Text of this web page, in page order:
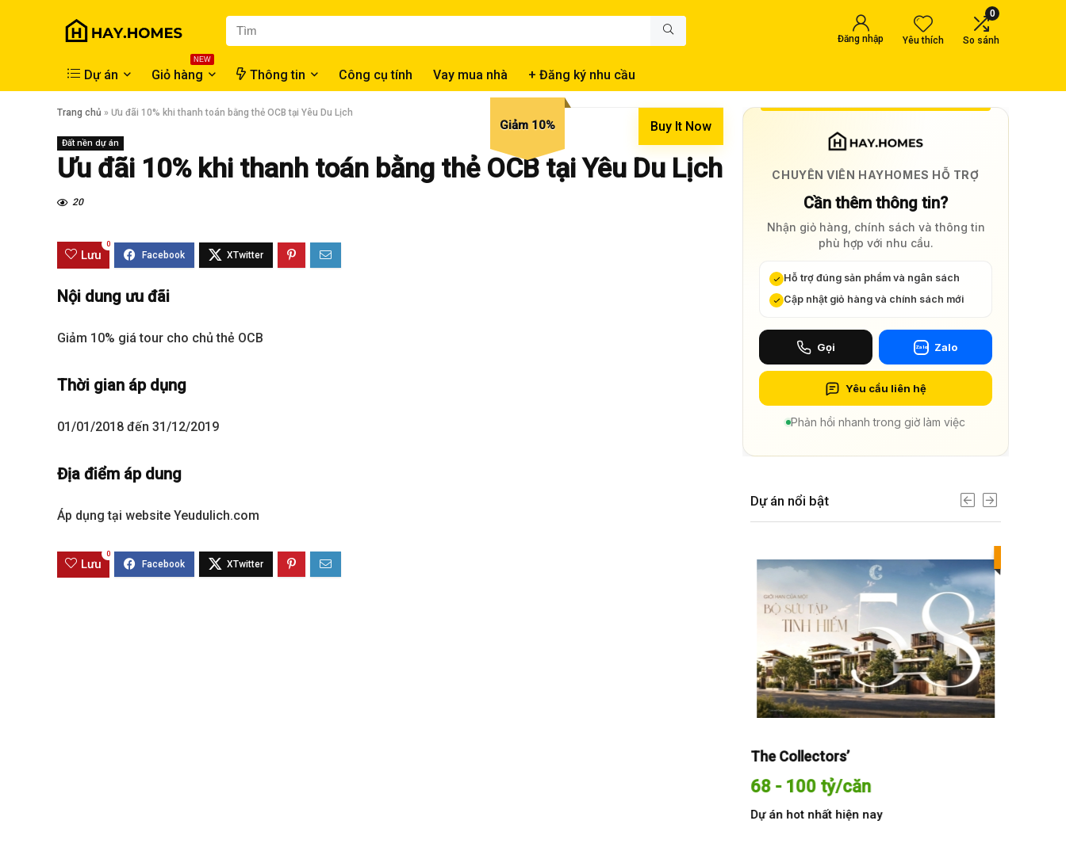
Đăng nhập Yêu thích
0
So sánh
Dự án
NEW
Giỏ hàng Thông tin Công cụ tính Vay mua nhà + Đăng ký nhu cầu
Giảm 10% Buy It Now
Trang chủ » Ưu đãi 10% khi thanh toán bằng thẻ OCB tại Yêu Du Lịch
Đất nền dự án
Ưu đãi 10% khi thanh toán bằng thẻ OCB tại Yêu Du Lịch
20
Lưu
0
Nội dung ưu đãi
Giảm 10% giá tour cho chủ thẻ OCB
Thời gian áp dụng
01/01/2018 đến 31/12/2019
Địa điểm áp dung
Áp dụng tại website Yeudulich.com
Lưu
0
CHUYÊN VIÊN HAYHOMES HỖ TRỢ
Cần thêm thông tin?
Nhận giỏ hàng, chính sách và thông tin
phù hợp với nhu cầu.
Hỗ trợ đúng sản phẩm và ngân sách
Cập nhật giỏ hàng và chính sách mới
Gọi Zalo Zalo
Yêu cầu liên hệ
Phản hồi nhanh trong giờ làm việc
Dự án nổi bật
The Collectors’
68 - 100 tỷ/căn
Dự án hot nhất hiện nay